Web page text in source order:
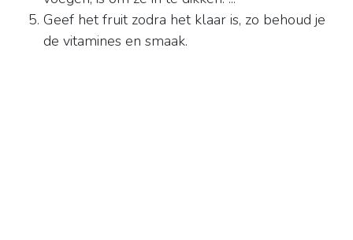
Geef het fruit zodra het klaar is, zo behoud je
de vitamines en smaak.